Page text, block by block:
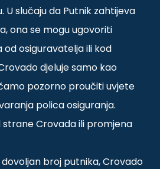
slučaju da Putnik zahtijeva
ona se mogu ugovoriti
od osiguravatelja ili kod
djeluje samo kao
pozorno proučiti uvjete
polica osiguranja.
Crovada ili promjena
broj putnika, Crovado